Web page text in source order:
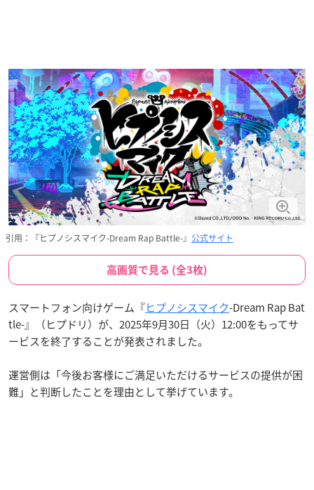
引用：『ヒプノシスマイク-Dream Rap Battle-』 公式サイト
高画質で見る (全3枚)
スマートフォン向けゲーム『ヒプノシスマイク-Dream Rap Bat
tle-』（ヒプドリ）が、2025年9月30日（火）12:00をもってサ
ービスを終了することが発表されました。
運営側は「今後お客様にご満足いただけるサービスの提供が困
難」と判断したことを理由として挙げています。